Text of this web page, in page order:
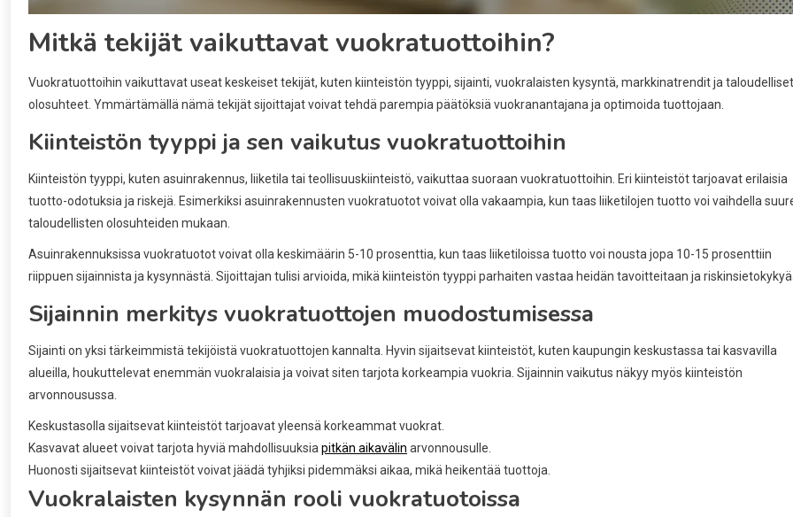
Mitkä tekijät vaikuttavat vuokratuottoihin?
Vuokratuottoihin vaikuttavat useat keskeiset tekijät, kuten kiinteistön tyyppi, sijainti, vuokralaisten kysyntä, markkinatrendit ja taloudelliset
olosuhteet. Ymmärtämällä nämä tekijät sijoittajat voivat tehdä parempia päätöksiä vuokranantajana ja optimoida tuottojaan.
Kiinteistön tyyppi ja sen vaikutus vuokratuottoihin
Kiinteistön tyyppi, kuten asuinrakennus, liiketila tai teollisuuskiinteistö, vaikuttaa suoraan vuokratuottoihin. Eri kiinteistöt tarjoavat erilaisia
tuotto-odotuksia ja riskejä. Esimerkiksi asuinrakennusten vuokratuotot voivat olla vakaampia, kun taas liiketilojen tuotto voi vaihdella
taloudellisten olosuhteiden mukaan.
Asuinrakennuksissa vuokratuotot voivat olla keskimäärin 5-10 prosenttia, kun taas liiketiloissa tuotto voi nousta jopa 10-15 prosenttiin
riippuen sijainnista ja kysynnästä. Sijoittajan tulisi arvioida, mikä kiinteistön tyyppi parhaiten vastaa heidän tavoitteitaan ja
Sijainnin merkitys vuokratuottojen muodostumisessa
Sijainti on yksi tärkeimmistä tekijöistä vuokratuottojen kannalta. Hyvin sijaitsevat kiinteistöt, kuten kaupungin keskustassa tai kasvavilla
alueilla, houkuttelevat enemmän vuokralaisia ja voivat siten tarjota korkeampia vuokria. Sijainnin vaikutus näkyy myös kiinteistön
arvonnousussa.
Keskustasolla sijaitsevat kiinteistöt tarjoavat yleensä korkeammat vuokrat.
Kasvavat alueet voivat tarjota hyviä mahdollisuuksia pitkän aikavälin arvonnousulle.
Huonosti sijaitsevat kiinteistöt voivat jäädä tyhjiksi pidemmäksi aikaa, mikä heikentää tuottoja.
Vuokralaisten kysynnän rooli vuokratuotoissa